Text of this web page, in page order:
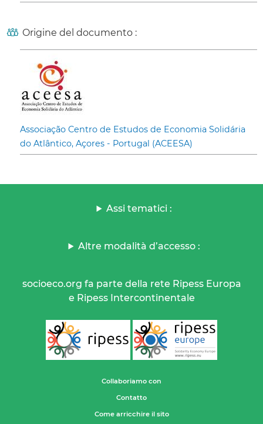
Origine del documento :
Associação Centro de Estudos de Economia Solidária
do Atlântico, Açores - Portugal (ACEESA)
Assi tematici :
Altre modalità d’accesso :
socioeco.org fa parte della rete Ripess Europa
e Ripess Intercontinentale
Collaboriamo con
Contatto
Come arricchire il sito